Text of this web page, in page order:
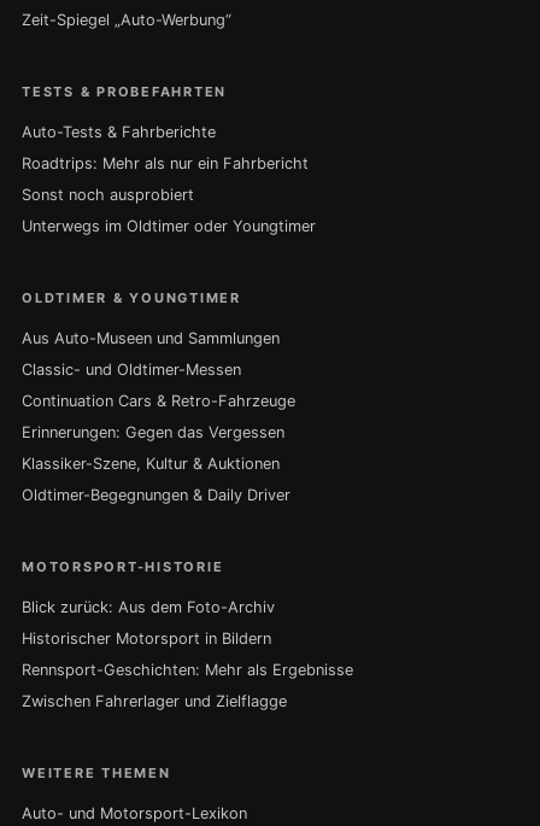
Zeit-Spiegel „Auto-Werbung“
TESTS & PROBEFAHRTEN
Auto-Tests & Fahrberichte
Roadtrips: Mehr als nur ein Fahrbericht
Sonst noch ausprobiert
Unterwegs im Oldtimer oder Youngtimer
OLDTIMER & YOUNGTIMER
Aus Auto-Museen und Sammlungen
Classic- und Oldtimer-Messen
Continuation Cars & Retro-Fahrzeuge
Erinnerungen: Gegen das Vergessen
Klassiker-Szene, Kultur & Auktionen
Oldtimer-Begegnungen & Daily Driver
MOTORSPORT-HISTORIE
Blick zurück: Aus dem Foto-Archiv
Historischer Motorsport in Bildern
Rennsport-Geschichten: Mehr als Ergebnisse
Zwischen Fahrerlager und Zielflagge
WEITERE THEMEN
Auto- und Motorsport-Lexikon